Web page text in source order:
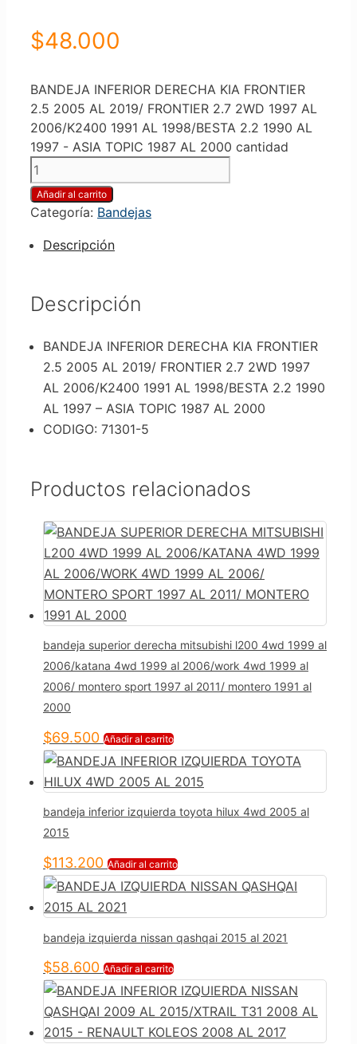
$48.000
BANDEJA INFERIOR DERECHA KIA FRONTIER
2.5 2005 AL 2019/ FRONTIER 2.7 2WD 1997 AL
2006/K2400 1991 AL 1998/BESTA 2.2 1990 AL
1997 - ASIA TOPIC 1987 AL 2000 cantidad
Añadir al carrito
Categoría: Bandejas
Descripción
Descripción
BANDEJA INFERIOR DERECHA KIA FRONTIER
2.5 2005 AL 2019/ FRONTIER 2.7 2WD 1997
AL 2006/K2400 1991 AL 1998/BESTA 2.2 1990
AL 1997 – ASIA TOPIC 1987 AL 2000
CODIGO: 71301-5
Productos relacionados
bandeja superior derecha mitsubishi l200 4wd 1999 al
2006/katana 4wd 1999 al 2006/work 4wd 1999 al
2006/ montero sport 1997 al 2011/ montero 1991 al
2000
$69.500 Añadir al carrito
bandeja inferior izquierda toyota hilux 4wd 2005 al
2015
$113.200 Añadir al carrito
bandeja izquierda nissan qashqai 2015 al 2021
$58.600 Añadir al carrito